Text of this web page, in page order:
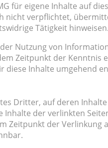
für eigene Inhalte auf
nicht verpflichtet,
Tätigkeit hinweisen.
Nutzung von
Zeitpunkt der
diese Inhalte umgehend
Dritter, auf deren
Inhalte der verlinkten
Zeitpunkt der